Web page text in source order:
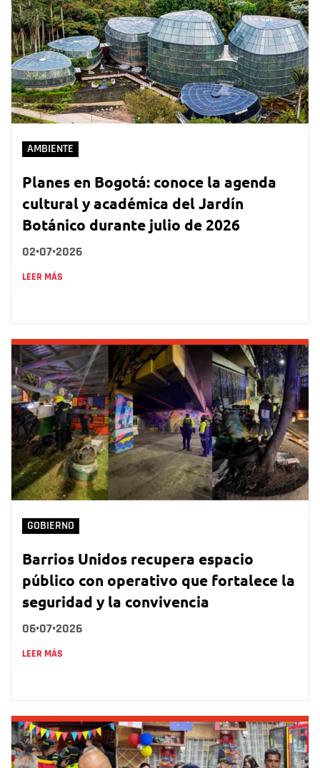
AMBIENTE
Planes en Bogotá: conoce la agenda
cultural y académica del Jardín
Botánico durante julio de 2026
02•07•2026
LEER MÁS
GOBIERNO
Barrios Unidos recupera espacio
público con operativo que fortalece la
seguridad y la convivencia
06•07•2026
LEER MÁS